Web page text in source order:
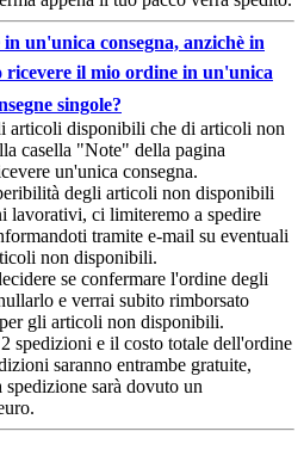
un'unica consegna, anzichè in
ricevere il mio ordine in un'unica
singole?
articoli disponibili che di articoli non
casella "Note" della pagina
un'unica consegna.
degli articoli non disponibili
lavorativi, ci limiteremo a spedire
tramite e-mail su eventuali
non disponibili.
se confermare l'ordine degli
e verrai subito rimborsato
gli articoli non disponibili.
spedizioni e il costo totale dell'ordine
saranno entrambe gratuite,
spedizione sarà dovuto un